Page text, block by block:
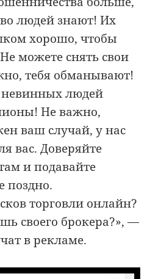
людей знают! Их
хорошо, чтобы
можете снять свои
тебя обманывают!
людей
Не важно,
ваш случай, у нас
вас. Доверяйте
и подавайте
поздно.
торговли онлайн?
своего брокера?», —
в рекламе.